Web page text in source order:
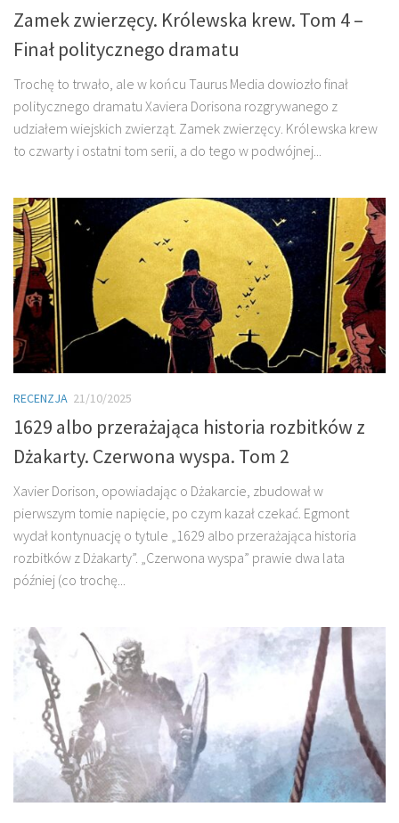
Zamek zwierzęcy. Królewska krew. Tom 4 –
Finał politycznego dramatu
Trochę to trwało, ale w końcu Taurus Media dowiozło finał
politycznego dramatu Xaviera Dorisona rozgrywanego z
udziałem wiejskich zwierząt. Zamek zwierzęcy. Królewska krew
to czwarty i ostatni tom serii, a do tego w podwójnej...
RECENZJA 21/10/2025
1629 albo przerażająca historia rozbitków z
Dżakarty. Czerwona wyspa. Tom 2
Xavier Dorison, opowiadając o Dżakarcie, zbudował w
pierwszym tomie napięcie, po czym kazał czekać. Egmont
wydał kontynuację o tytule „1629 albo przerażająca historia
rozbitków z Dżakarty”. „Czerwona wyspa” prawie dwa lata
później (co trochę...